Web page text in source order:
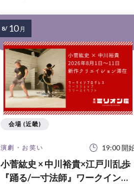
演劇・お笑い 19:00 開
小菅紘史 × 中川裕貴×江戸川乱歩
『踊る/一寸法師』ワークインプ
会場 (近畿)
8/ 10 月